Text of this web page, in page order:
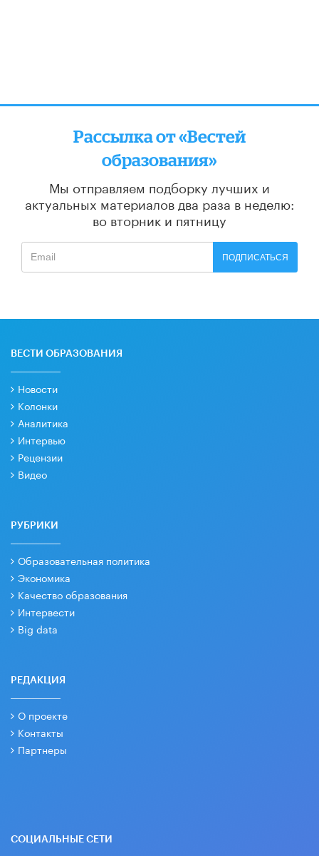
Рассылка от «Вестей
образования»
Мы отправляем подборку лучших и
актуальных материалов два раза в неделю:
во вторник и пятницу
ПОДПИСАТЬСЯ
ВЕСТИ ОБРАЗОВАНИЯ
Новости
Колонки
Аналитика
Интервью
Рецензии
Видео
РУБРИКИ
Образовательная политика
Экономика
Качество образования
Интервести
Big data
РЕДАКЦИЯ
О проекте
Контакты
Партнеры
СОЦИАЛЬНЫЕ СЕТИ